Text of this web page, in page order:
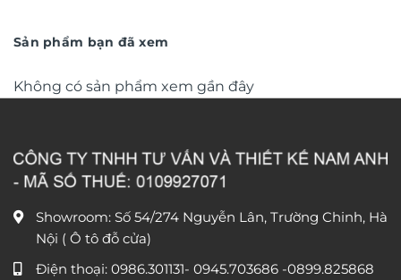
Sản phẩm bạn đã xem
Không có sản phẩm xem gần đây
Showroom: Số 54/274 Nguyễn Lân, Trường Chinh, Hà
Nội ( Ô tô đỗ cửa)
Điện thoại: 0986.301131- 0945.703686 -0899.825868